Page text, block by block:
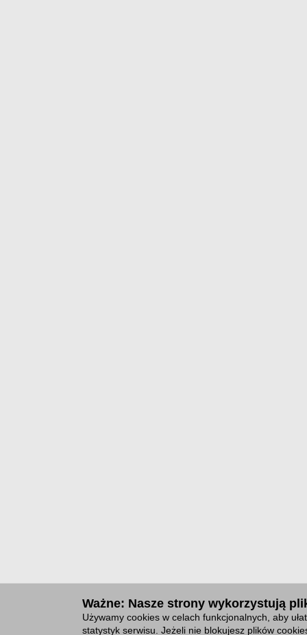
Ważne: Nasze strony wykorzystują
Używamy cookies w celach funkcjonalnych, aby
statystyk serwisu. Jeżeli nie blokujesz plików